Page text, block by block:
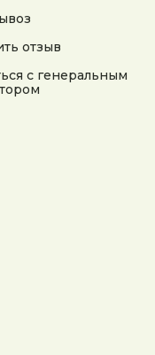
отзыв
с генеральным